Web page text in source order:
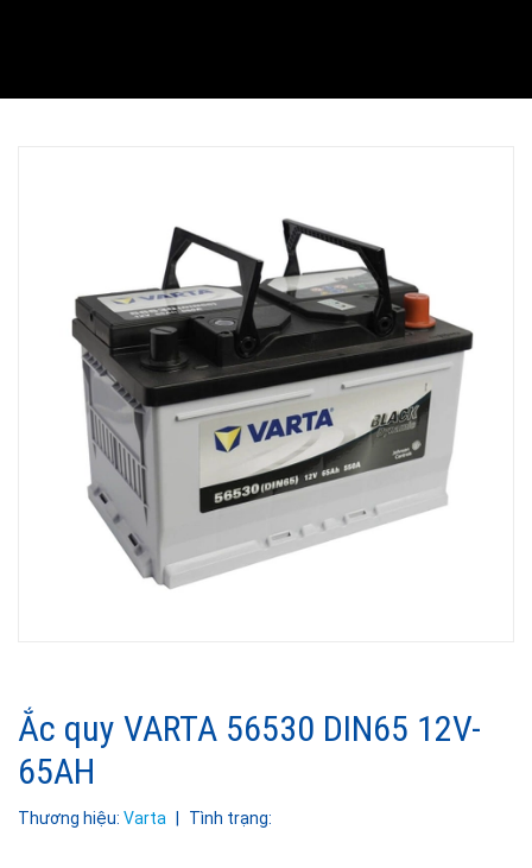
Ắc quy VARTA 56530 DIN65 12V-
65AH
Thương hiệu: Varta Tình trạng: